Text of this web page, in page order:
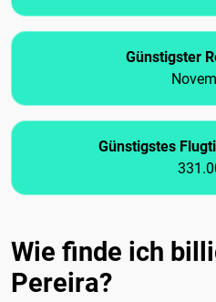
Günstigster
Günstigstes
Wie finde ich
Pereira?